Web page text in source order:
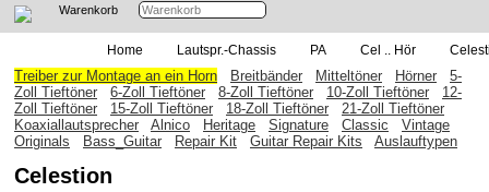
Warenkorb
Home Lautspr.-Chassis PA Cel .. Hör
Treiber zur Montage an ein Horn Breitbänder Mitteltöner Hörner
5-
Zoll Tieftöner
6-Zoll Tieftöner 8-Zoll Tieftöner 10-Zoll Tieftöner
12-
Zoll Tieftöner
15-Zoll Tieftöner 18-Zoll Tieftöner
21-Zoll Tieftöner
Koaxiallautsprecher
Alnico Heritage Signature Classic
Vintage
Originals
Bass_Guitar Repair Kit Guitar Repair Kits Auslauftypen
Celestion